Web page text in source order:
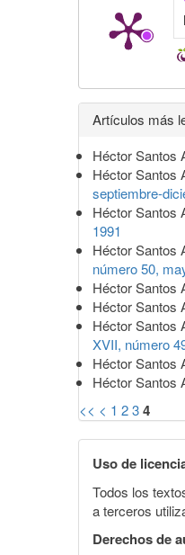
Detalles
del
artículo
Artículos más
Héctor Santos
Héctor Santos
septiembre-
Héctor Santos
1991
Héctor Santos
número 50,
Héctor Santos
Héctor Santos
Héctor Santos
XVII, número
Héctor Santos
Héctor Santos
<< < 1 234
Uso de
Todos los
a terceros
Derechos de